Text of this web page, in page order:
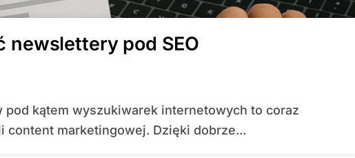
newslettery pod SEO
content marketingowej. Dzięki dobrze...